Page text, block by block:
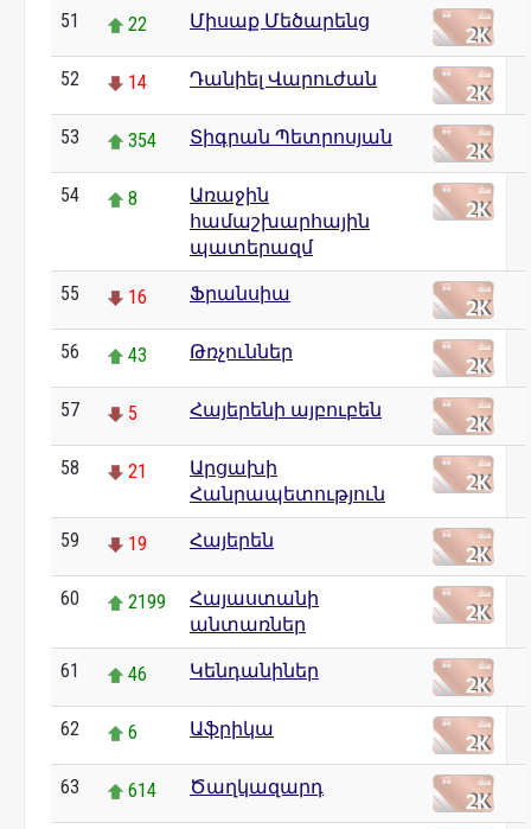
51 22 Միսաք Մեծարենց
52 14 Դանիել Վարուժան
53 354 Տիգրան Պետրոսյան
54 8
Առաջին
համաշխարհային
պատերազմ
55 16 Ֆրանսիա
56 43 Թռչուններ
57 5 Հայերենի այբուբեն
58 21
Արցախի
Հանրապետություն
59 19 Հայերեն
60 2199
Հայաստանի
անտառներ
61 46 Կենդանիներ
62 6 Աֆրիկա
63 614 Ծաղկազարդ